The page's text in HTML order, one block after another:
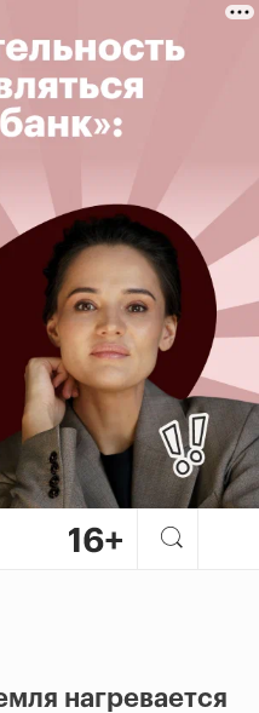
нагревается